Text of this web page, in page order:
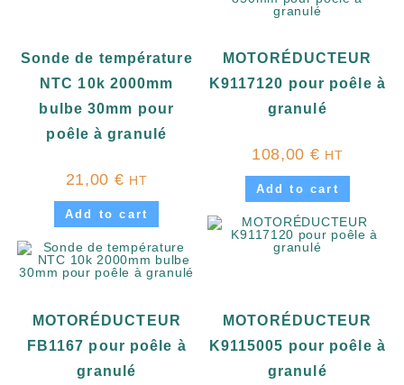
Sonde de température
NTC 10k 2000mm
bulbe 30mm pour
poêle à granulé
21,00 € HT
Add to cart
MOTORÉDUCTEUR
K9117120 pour poêle à
granulé
108,00 € HT
Add to cart
MOTORÉDUCTEUR
FB1167 pour poêle à
granulé
MOTORÉDUCTEUR
K9115005 pour poêle à
granulé